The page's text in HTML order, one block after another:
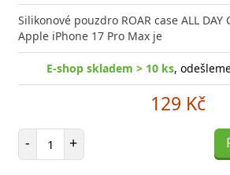
Silikonové pouzdro ROAR case ALL DAY
Apple iPhone 17 Pro Max je
E-shop skladem > 10 ks,
129 Kč
- Počet položek
+